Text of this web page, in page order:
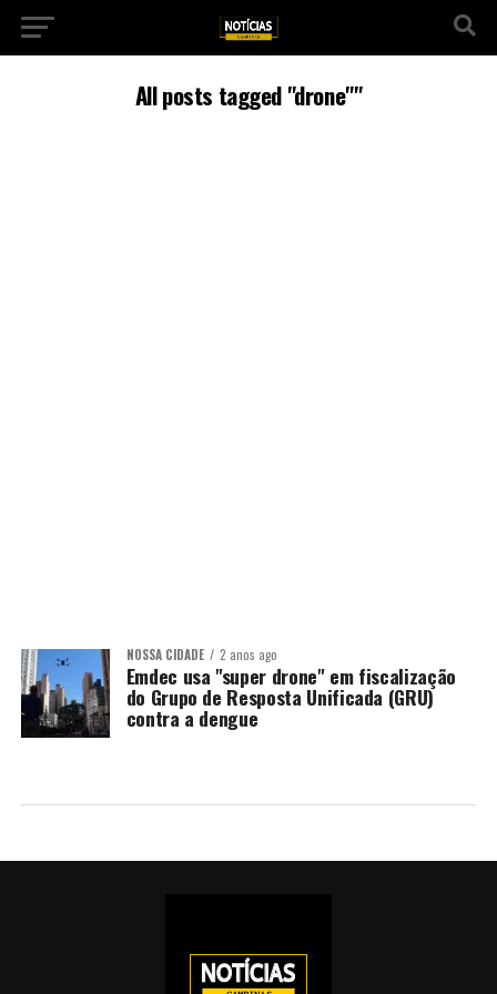
All posts tagged "drone""
NOSSA CIDADE 2 anos ago
Emdec usa "super drone" em fiscalização
do Grupo de Resposta Unificada (GRU)
contra a dengue